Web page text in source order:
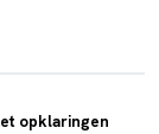
opklaringen